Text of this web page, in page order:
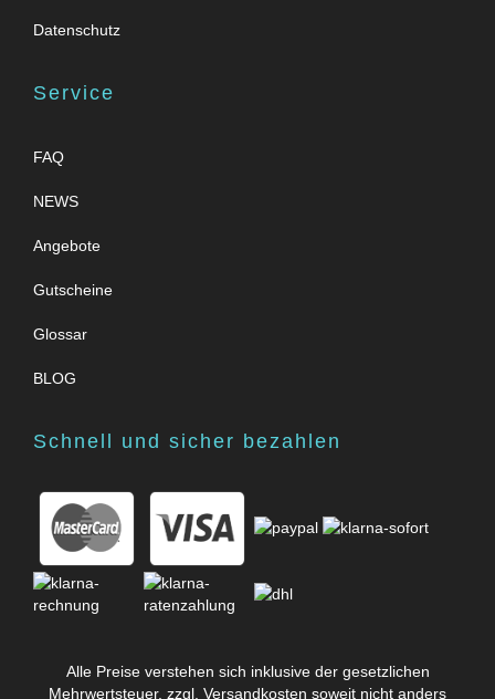
Datenschutz
Service
FAQ
NEWS
Angebote
Gutscheine
Glossar
BLOG
Schnell und sicher bezahlen
Alle Preise verstehen sich inklusive der gesetzlichen
Mehrwertsteuer, zzgl. Versandkosten soweit nicht anders